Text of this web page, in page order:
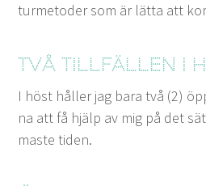
turme­toder som är lät­ta att
Två tillfällen i
I höst håller jag bara två (2)
na att få hjälp av mig på det
maste tiden.